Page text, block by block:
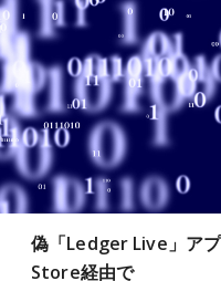
偽「Ledger Live」ア
Store経由で